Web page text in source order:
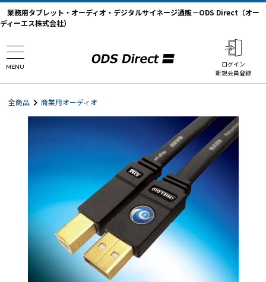
業務用タブレット・オーディオ・デジタルサイネージ通販－ODS Direct（オー
ディーエス株式会社）
MENU
ログイン
新規会員登録
全商品 商業用オーディオ